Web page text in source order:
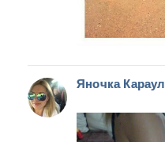
Яночка Караул